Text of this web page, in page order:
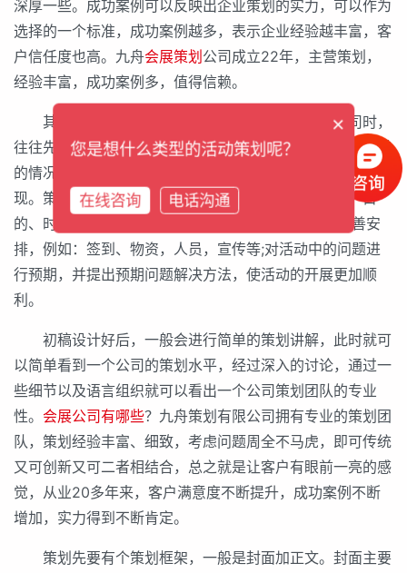
深厚一些。成功案例可以反映出企业策划的实力，可以作为
选择的一个标准，成功案例越多，表示企业经验越丰富，客
户信任度也高。九舟会展策划 公司成立22年，主营策划，
经验丰富，成功案例多，值得信赖。
其次就是策划团队的专业程度。选择一家策划公司时，
往往先接触的是网站或者搜索得到公司相关信息，觉得不错
的情况下就会联系相应公司进行洽谈，此时策划团队就会出
现。策划团队需要了解策划的目的：明确活动的背景、目
的、时间、主题;对活动的各项前期和后期工作进行妥善安
排，例如：签到、物资，人员，宣传等;对活动中的问题进
行预期，并提出预期问题解决方法，使活动的开展更加顺
利。
初稿设计好后，一般会进行简单的策划讲解，此时就可
以简单看到一个公司的策划水平，经过深入的讨论，通过一
些细节以及语言组织就可以看出一个公司策划团队的专业
性。 会展公司有哪些？九舟策划有限公司拥有专业的策划团
队，策划经验丰富、细致，考虑问题周全不马虎，即可传统
又可创新又可二者相结合，总之就是让客户有眼前一亮的感
觉，从业20多年来，客户满意度不断提升，成功案例不断
增加，实力得到不断肯定。
策划先要有个策划框架，一般是封面加正文。封面主要
×
您是想什么类型的活动策划呢？
在线咨询 电话沟通